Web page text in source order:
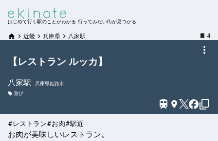
はじめて行く駅のことがわかる 行ってみたい街が見つかる
近畿 兵庫県 八家駅 4
【レストラン ルッカ】
八家駅
兵庫県姫路市
遊び
#レストラン#お肉#駅近
お肉が美味しいレストラン。